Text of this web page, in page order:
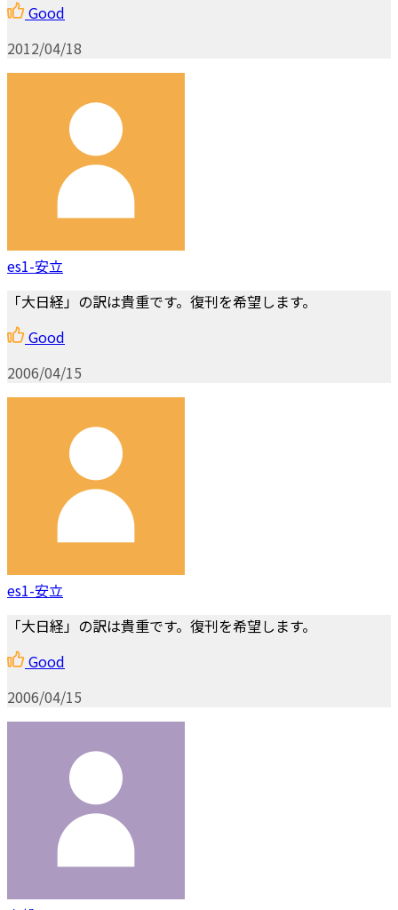
Good
2012/04/18
es1-安立
「大日経」の訳は貴重です。復刊を希望します。
Good
2006/04/15
es1-安立
「大日経」の訳は貴重です。復刊を希望します。
Good
2006/04/15